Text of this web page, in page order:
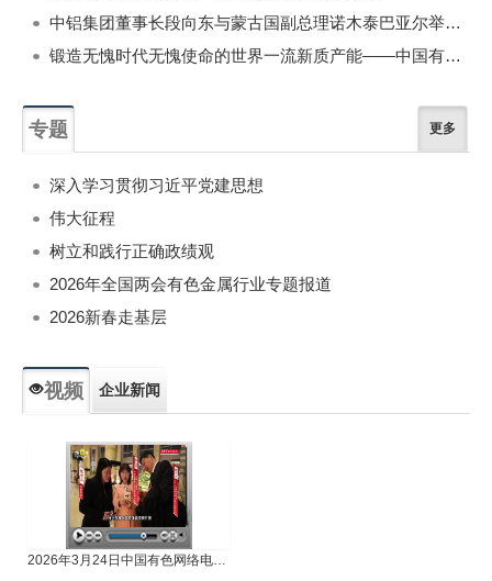
中铝集团董事长段向东与蒙古国副总理诺木泰巴亚尔举行会谈
锻造无愧时代无愧使命的世界一流新质产能——中国有色金属工业的战略应对与破局之道（二）
专题 更多
深入学习贯彻习近平党建思想
伟大征程
树立和践行正确政绩观
2026年全国两会有色金属行业专题报道
2026新春走基层
视频 企业新闻
2026年3月24日中国有色网络电视新闻